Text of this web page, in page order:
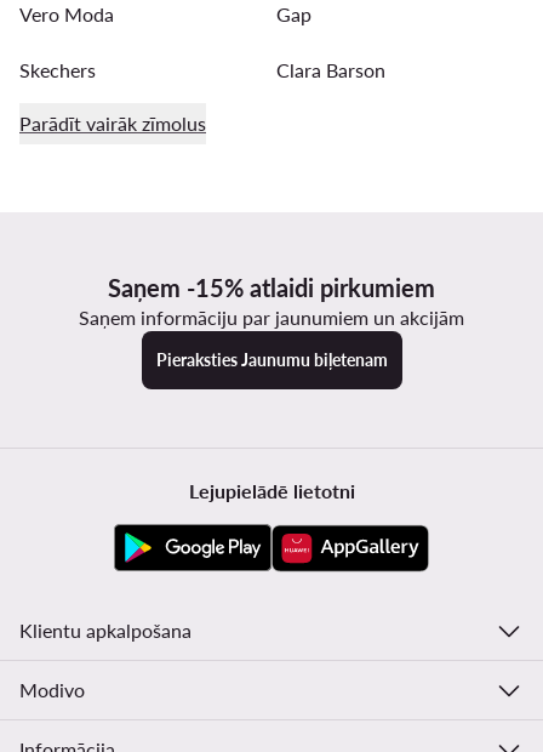
Vero Moda Gap
Skechers Clara Barson
Parādīt vairāk zīmolus
Saņem -15% atlaidi pirkumiem
Saņem informāciju par jaunumiem un akcijām
Pieraksties Jaunumu biļetenam
Lejupielādē lietotni
Klientu apkalpošana
Modivo